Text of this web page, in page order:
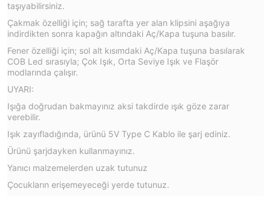
taşıyabilirsiniz.
Çakmak özelliği için; sağ tarafta yer alan klipsini aşağıya
indirdikten sonra kapağın altındaki Aç/Kapa tuşuna basılır.
Fener özelliği için; sol alt kısımdaki Aç/Kapa tuşuna basılarak
COB Led sırasıyla; Çok Işık, Orta Seviye Işık ve Flaşör
modlarında çalışır.
UYARI:
Işığa doğrudan bakmayınız aksi takdirde ışık göze zarar
verebilir.
Işık zayıfladığında, ürünü 5V Type C Kablo ile şarj ediniz.
Ürünü şarjdayken kullanmayınız.
Yanıcı malzemelerden uzak tutunuz
Çocukların erişemeyeceği yerde tutunuz.